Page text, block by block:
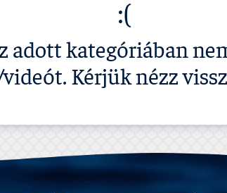
:(
adott kategóriában
Kérjük nézz